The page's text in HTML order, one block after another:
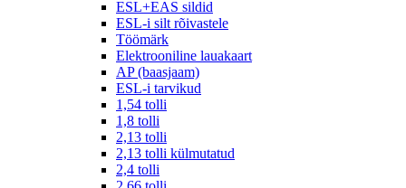
ESL+EAS sildid
ESL-i silt rõivastele
Töömärk
Elektrooniline lauakaart
AP (baasjaam)
ESL-i tarvikud
1,54 tolli
1,8 tolli
2,13 tolli
2,13 tolli külmutatud
2,4 tolli